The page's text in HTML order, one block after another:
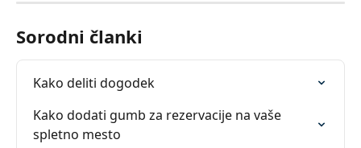
Sorodni članki
Kako deliti dogodek
Kako dodati gumb za rezervacije na vaše
spletno mesto